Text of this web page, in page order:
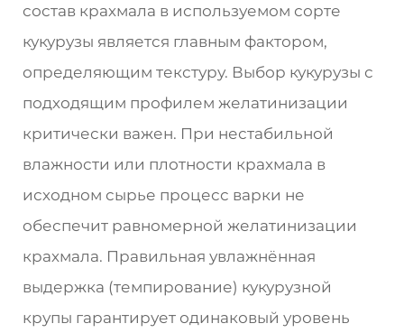
состав крахмала в используемом сорте
кукурузы является главным фактором,
определяющим текстуру. Выбор кукурузы с
подходящим профилем желатинизации
критически важен. При нестабильной
влажности или плотности крахмала в
исходном сырье процесс варки не
обеспечит равномерной желатинизации
крахмала. Правильная увлажнённая
выдержка (темпирование) кукурузной
крупы гарантирует одинаковый уровень